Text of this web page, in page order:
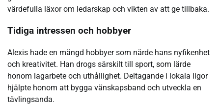
värdefulla läxor om ledarskap och vikten av att ge tillbaka.
Tidiga intressen och hobbyer
Alexis hade en mängd hobbyer som närde hans nyfikenhet
och kreativitet. Han drogs särskilt till sport, som lärde
honom lagarbete och uthållighet. Deltagande i lokala ligor
hjälpte honom att bygga vänskapsband och utveckla en
tävlingsanda.